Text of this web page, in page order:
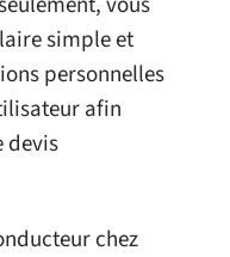
simple et
personnelles
afin
devis
chez